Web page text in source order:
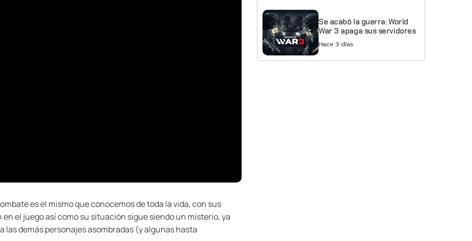
es el mismo que conocemos de toda la vida, con sus
en el juego así como su situación sigue siendo un misterio, ya
las demás personajes asombradas (y algunas hasta
Se acabó la guerra: World
War 3 apaga sus servidores
Hace 3 días